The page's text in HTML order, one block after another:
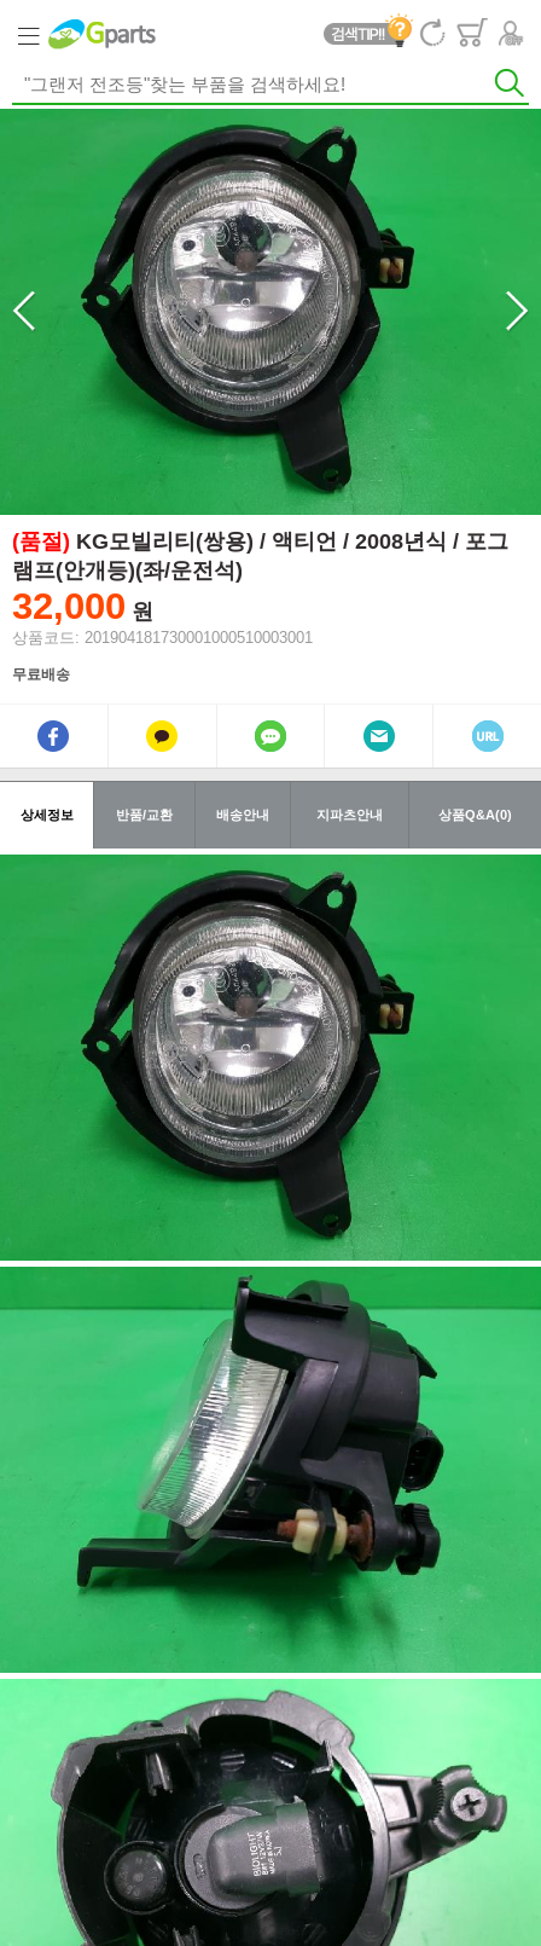
(품절) KG모빌리티(쌍용) / 액티언 / 2008년식 / 포그
램프(안개등)(좌/운전석)
32,000 원
상품코드: 201904181730001000510003001
무료배송
상세정보 반품/교환 배송안내 지파츠안내 상품Q&A(0)